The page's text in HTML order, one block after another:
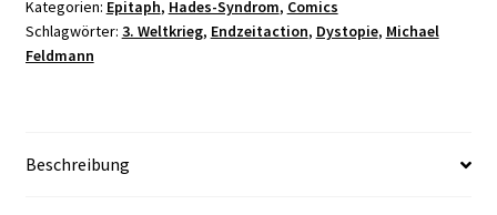
1
Menge
Kategorien: Epitaph, Hades-Syndrom, Comics
Schlagwörter: 3. Weltkrieg, Endzeitaction, Dystopie, Michael
Feldmann
Beschreibung